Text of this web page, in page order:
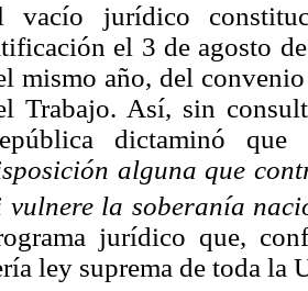
vacío jurídico
el 3 de agosto
mismo año, del
Trabajo. Así, sin
dictaminó que
alguna que
vulnere la soberanía
jurídico que,
ley suprema de toda la